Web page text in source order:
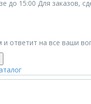
до 15:00 Для заказов,
ответит на все ваши